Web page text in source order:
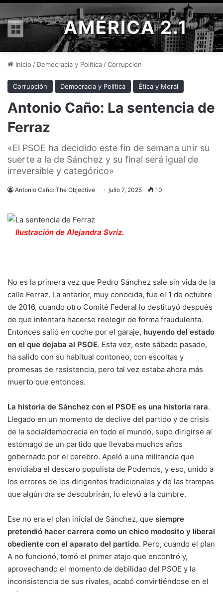
Menú AMÉRICA 2.1
Inicio / Democracia y Política /Corrupción
Corrupción Democracia y Política Ética y Moral
Antonio Caño: La sentencia de
Ferraz
«El PSOE ha decidido este fin de semana unir su
suerte a la de Sánchez y su final será igual de
irreversible y categórico»
Antonio Caño: The Objective julio 7, 2025 10
Ilustración de Alejandra Svriz.
No es la primera vez que Pedro Sánchez sale sin vida de la
calle Ferraz. La anterior, muy conocida, fue el 1 de octubre
de 2016, cuando otro Comité Federal lo destituyó después
de que intentara hacerse reelegir de forma fraudulenta.
Entonces salió en coche por el garaje, huyendo del estado
en el que dejaba al PSOE. Esta vez, este sábado pasado,
ha salido con su habitual contoneo, con escoltas y
promesas de resistencia, pero tal vez estaba ahora más
muerto que entonces.
La historia de Sánchez con el PSOE es una historia rara.
Llegado en un momento de declive del partido y de crisis
de la socialdemocracia en todo el mundo, supo dirigirse al
estómago de un partido que llevaba muchos años
gobernado por el cerebro. Apeló a una militancia que
envidiaba el descaro populista de Podemos, y eso, unido a
los errores de los dirigentes tradicionales y de las trampas
que algún día se descubrirán, lo elevó a la cumbre.
Ese no era el plan inicial de Sánchez, que siempre
pretendió hacer carrera como un chico modosito y liberal
obediente con el aparato del partido. Pero, cuando el plan
A no funcionó, tomó el primer atajo que encontró y,
aprovechando el momento de debilidad del PSOE y la
inconsistencia de sus rivales, acabó convirtiéndose en el